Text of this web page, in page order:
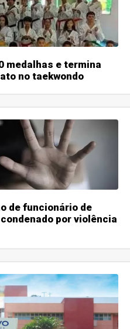
medalhas e termina
no taekwondo
de funcionário de
por violência